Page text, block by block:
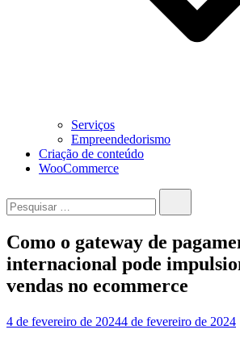
Serviços
Empreendedorismo
Criação de conteúdo
WooCommerce
Como o gateway de
internacional pode
vendas no ecommerce
4 de fevereiro de 20244 de fevereiro de 2024